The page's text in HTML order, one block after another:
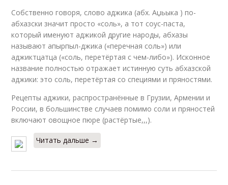
Собственно говоря, слово аджика (абх. Аџьыка ) по-
абхазски значит просто «соль», а тот соус-паста,
который именуют аджикой другие народы, абхазы
называют апырпыл-джика («перечная соль») или
аджиктцатца («соль, перетёртая с чем-либо»). Исконное
название полностью отражает истинную суть абхазской
аджики: это соль, перетёртая со специями и пряностями.
Рецепты аджики, распространённые в Грузии, Армении и
России, в большинстве случаев помимо соли и пряностей
включают овощное пюре (растёртые,,,).
Читать дальше →